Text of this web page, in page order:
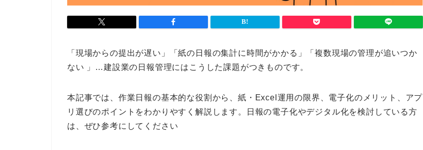
「現場からの提出が遅い」「紙の日報の集計に時間がかかる」「複数現場の管理が追いつか
ない 」…建設業の日報管理にはこうした課題がつきものです。
本記事では、作業日報の基本的な役割から、紙・Excel運用の限界、電子化のメリット、アプ
リ選びのポイントをわかりやすく解説します。日報の電子化やデジタル化を検討している方
は、ぜひ参考にしてください